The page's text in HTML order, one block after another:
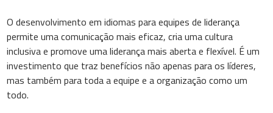
O desenvolvimento em idiomas para equipes de liderança
permite uma comunicação mais eficaz, cria uma cultura
inclusiva e promove uma liderança mais aberta e flexível. É um
investimento que traz benefícios não apenas para os líderes,
mas também para toda a equipe e a organização como um
todo.